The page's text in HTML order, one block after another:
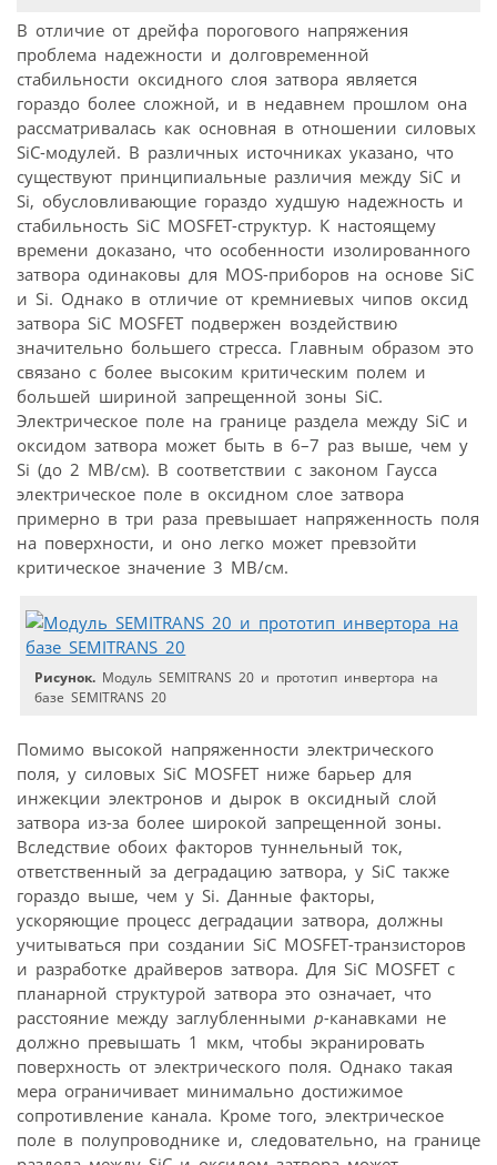
В отличие от дрейфа порогового напряжения
проблема надежности и долговременной
стабильности оксидного слоя затвора является
гораздо более сложной, и в недавнем прошлом она
рассматривалась как основная в отношении силовых
SiC-модулей. В различных источниках указано, что
существуют принципиальные различия между SiC и
Si, обусловливающие гораздо худшую надежность и
стабильность SiC MOSFET-структур. К настоящему
времени доказано, что особенности изолированного
затвора одинаковы для MOS-приборов на основе SiC
и Si. Однако в отличие от кремниевых чипов оксид
затвора SiC MOSFET подвержен воздействию
значительно большего стресса. Главным образом это
связано с более высоким критическим полем и
большей шириной запрещенной зоны SiC.
Электрическое поле на границе раздела между SiC и
оксидом затвора может быть в 6–7 раз выше, чем у
Si (до 2 МВ/см). В соответствии с законом Гаусса
электрическое поле в оксидном слое затвора
примерно в три раза превышает напряженность поля
на поверхности, и оно легко может превзойти
критическое значение 3 МВ/см.
Рисунок. Модуль SEMITRANS 20 и прототип инвертора на
базе SEMITRANS 20
Помимо высокой напряженности электрического
поля, у силовых SiC MOSFET ниже барьер для
инжекции электронов и дырок в оксидный слой
затвора из-за более широкой запрещенной зоны.
Вследствие обоих факторов туннельный ток,
ответственный за деградацию затвора, у SiC также
гораздо выше, чем у Si. Данные факторы,
ускоряющие процесс деградации затвора, должны
учитываться при создании SiC MOSFET-транзисторов
и разработке драйверов затвора. Для SiC MOSFET с
планарной структурой затвора это означает, что
расстояние между заглубленными p-канавками не
должно превышать 1 мкм, чтобы экранировать
поверхность от электрического поля. Однако такая
мера ограничивает минимально достижимое
сопротивление канала. Кроме того, электрическое
поле в полупроводнике и, следовательно, на границе